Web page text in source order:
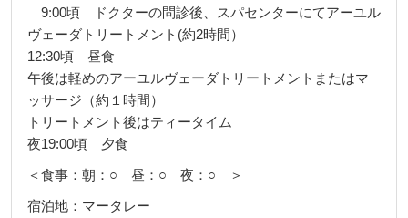
9:00頃 ドクターの問診後、スパセンターにてアーユル
ヴェーダトリートメント(約2時間）
12:30頃 昼食
午後は軽めのアーユルヴェーダトリートメントまたはマ
ッサージ（約１時間）
トリートメント後はティータイム
夜19:00頃 夕食
＜食事：朝：○ 昼：○ 夜：○ ＞
宿泊地：マータレー